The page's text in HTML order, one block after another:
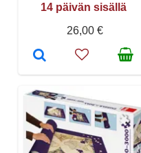
14 päivän sisällä
26,00 €